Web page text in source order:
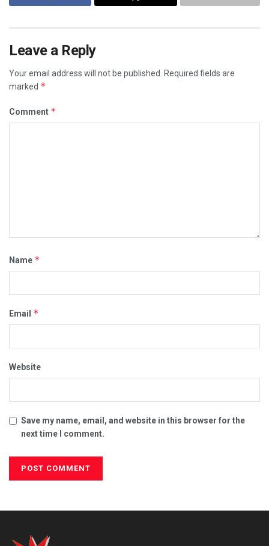
Leave a Reply
Your email address will not be published.
Required fields are
marked *
Comment *
Name *
Email *
Website
Save my name, email, and website in this browser for the
next time I comment.